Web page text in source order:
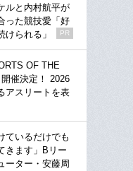
ルと内村航平が
った競技愛「好
けられる」
PR
OF THE
催決定！ 2026
アスリートを表
ているだけでも
きます」Bリー
ーター・安藤周